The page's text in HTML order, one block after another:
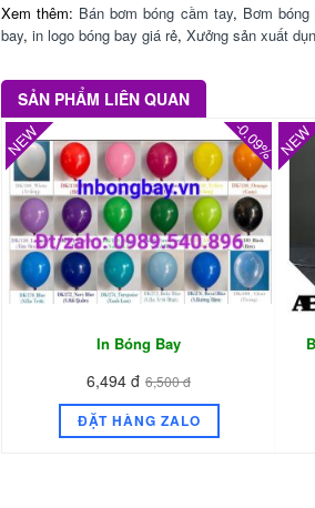
Xem thêm: Bán bơm bóng cầm tay, Bơm
bay,in logo bóng bay giá rẻ,Xưởng sản xuất
SẢN PHẨM LIÊN QUAN
In Bóng Bay
6,494 đ 6,500 đ
ĐẶT HÀNG ZALO
NEW -0.09% NEW